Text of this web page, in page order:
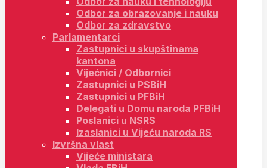
Odbor za obrazovanje i nauku
Odbor za zdravstvo
Parlamentarci
Zastupnici u skupštinama
kantona
Vijećnici / Odbornici
Zastupnici u PSBiH
Zastupnici u PFBiH
Delegati u Domu naroda PFBiH
Poslanici u NSRS
Izaslanici u Vijeću naroda RS
Izvršna vlast
Vijeće ministara